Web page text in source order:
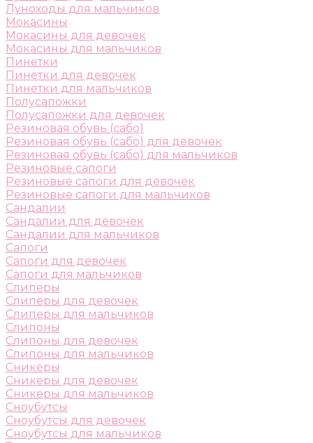
Луноходы для мальчиков
Мокасины
Мокасины для девочек
Мокасины для мальчиков
Пинетки
Пинетки для девочек
Пинетки для мальчиков
Полусапожки
Полусапожки для девочек
Резиновая обувь (сабо)
Резиновая обувь (сабо) для девочек
Резиновая обувь (сабо) для мальчиков
Резиновые сапоги
Резиновые сапоги для девочек
Резиновые сапоги для мальчиков
Сандалии
Сандалии для девочек
Сандалии для мальчиков
Сапоги
Сапоги для девочек
Сапоги для мальчиков
Слиперы
Слиперы для девочек
Слиперы для мальчиков
Слипоны
Слипоны для девочек
Слипоны для мальчиков
Сникеры
Сникеры для девочек
Сникеры для мальчиков
Сноубутсы
Сноубутсы для девочек
Сноубутсы для мальчиков